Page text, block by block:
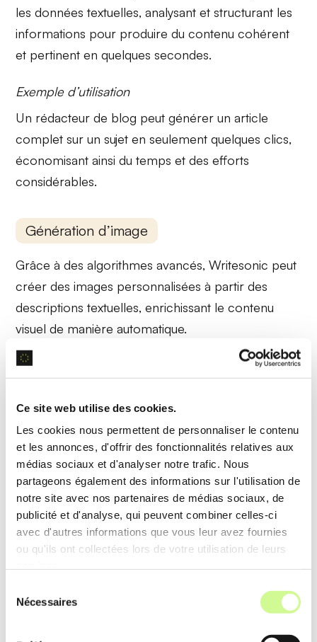
Ce site web utilise des cookies.
Les cookies nous permettent de personnaliser le contenu
et les annonces, d'offrir des fonctionnalités relatives aux
médias sociaux et d'analyser notre trafic. Nous
partageons également des informations sur l'utilisation de
notre site avec nos partenaires de médias sociaux, de
publicité et d'analyse, qui peuvent combiner celles-ci
avec d'autres informations que vous leur avez fournies
ou qu'ils ont collectées lors de votre utilisation de leurs
Nécessaires
les données textuelles, analysant et structurant les
informations pour produire du contenu cohérent
et pertinent en quelques secondes.
Exemple d’utilisation
Un rédacteur de blog peut générer un article
complet sur un sujet en seulement quelques clics,
économisant ainsi du temps et des efforts
considérables.
Génération d’image
Grâce à des algorithmes avancés, Writesonic peut
créer desimages personnalisées à partir des
descriptions textuelles, enrichissant le contenu
visuel de manière automatique.
Exemple d’utilisation
détaillées de leurs produits simplement en
décrivant leurs caractéristiques, rendant leurs
fiches produits plus attrayantes.
Analyse de données
Writesonic offre des capacités d’analyse de
données
tendances actuelles et les meilleures pratiques